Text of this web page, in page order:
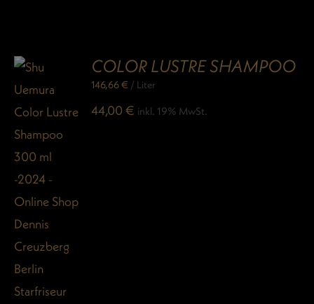
COLOR LUSTRE SHAMPOO
146,66€ / Liter
44,00€ inkl. 19% MwSt.